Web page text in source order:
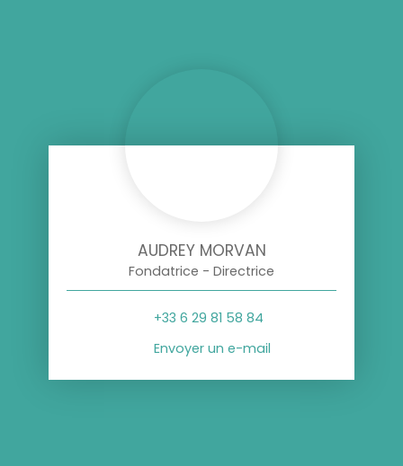
AUDREY MORVAN
Fondatrice - Directrice
+33 6 29 81 58 84
Envoyer un e-mail